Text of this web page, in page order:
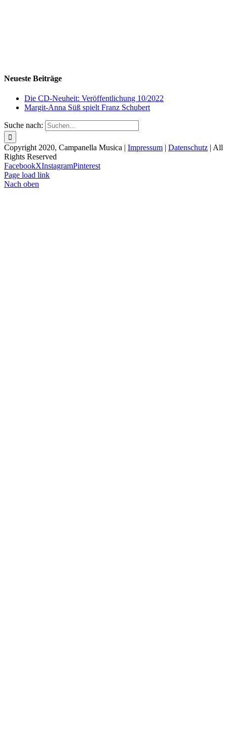
Neueste Beiträge
Die CD-Neuheit: Veröffentlichung 10/2022
Margit-Anna Süß spielt Franz Schubert
Suche nach:
Copyright 2020, Campanella Musica | Impressum | Datenschutz | All
Rights Reserved
FacebookXInstagramPinterest
Page load link
Nach oben